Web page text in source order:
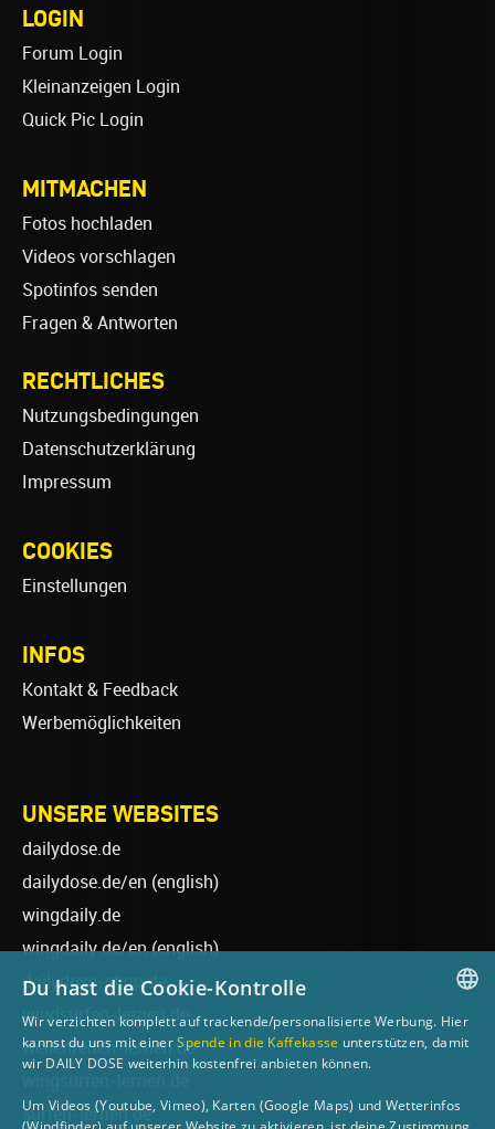
LOGIN
Forum Login
Kleinanzeigen Login
Quick Pic Login
MITMACHEN
Fotos hochladen
Videos vorschlagen
Spotinfos senden
Fragen & Antworten
RECHTLICHES
Nutzungsbedingungen
Datenschutzerklärung
Impressum
COOKIES
Einstellungen
INFOS
Kontakt & Feedback
Werbemöglichkeiten
UNSERE WEBSITES
dailydose.de
dailydose.de/en (english)
wingdaily.de
wingdaily.de/en(english)
dailydose-shop.de
windsurfen-lernen.de
wellenreiten-lernen.de
surfen-lernen.de
GERMAN
Du hast die Cookie-Kontrolle
Wir verzichten komplett auf trackende/personalisierte Werbung. Hier
kannst du uns mit einerSpende in die Kaffekasse unterstützen, damit
wir DAILY DOSE weiterhin kostenfrei anbieten können.
Um Videos (Youtube, Vimeo), Karten (Google Maps) und Wetterinfos